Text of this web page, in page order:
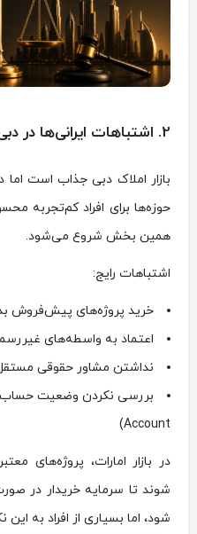
2. اشتباهات ایرانی‌ها در دبی در سرمایه‌گذاری ملکی
بازار املاک دبی جذاب است
حوزه‌ها برای افراد کم‌تجربه
همین بخش شروع می‌شود.
اشتباهات رایج:
خرید پروژه‌های پیش‌فروش
اعتماد به واسطه‌های
نداشتن مشاور حقوقی
Account)
در بازار امارات، پروژه‌های
شوند تا سرمایه خریدار در
شود، اما بسیاری از افراد به